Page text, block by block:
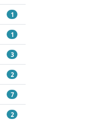
1
1
3
2
7
2